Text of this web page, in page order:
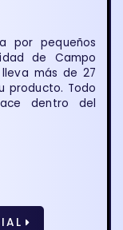
por pequeños
de Campo
más de 27
producto. Todo
dentro del